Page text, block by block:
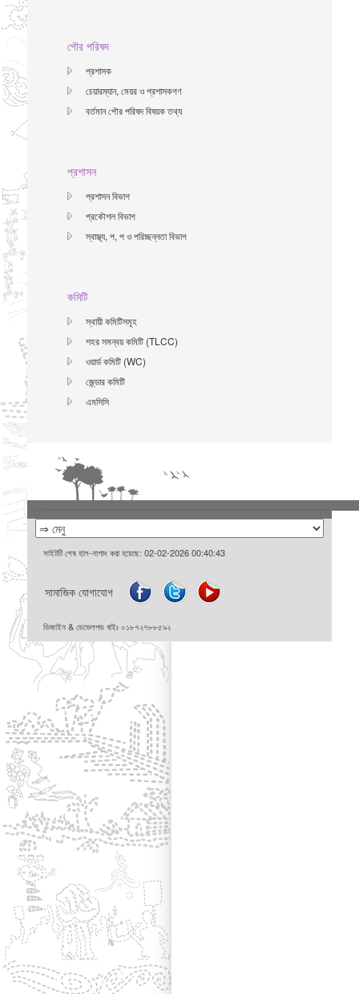
পৌর পরিষদ
প্রশাসক
চেয়ারম্যান, মেয়র ও প্রশাসকগণ
বর্তমান পৌর পরিষদ বিষয়ক তথ্য
প্রশাসন
প্রশাসন বিভাগ
প্রকৌশল বিভাগ
স্বাস্থ্য, প, প ও পরিচ্ছন্নতা ‍বিভাগ
কমিটি
স্থায়ী কমিটিসমূহ
শহর সমন্বয় কমিটি (TLCC)
ওয়ার্ড কমিটি (WC)
জে্ন্ডার কমিটি
এমসিসি
সাইটটি শেষ হাল-নাগাদ করা হয়েছে: 02-02-2026 00:40:43
সামাজিক যোগাযোগ
ডিজাইন & ডেভেলপড বাইঃ ০১৮৭২৭৮৮৫৯২